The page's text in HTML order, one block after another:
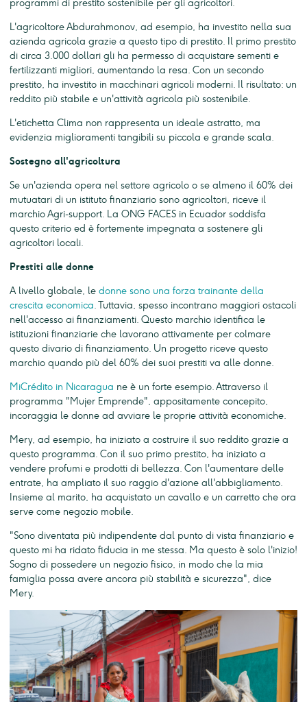
programmi di prestito sostenibile per gli agricoltori.
L'agricoltore Abdurahmonov, ad esempio, ha investito nella sua
azienda agricola grazie a questo tipo di prestito. Il primo prestito
di circa 3.000 dollari gli ha permesso di acquistare sementi e
fertilizzanti migliori, aumentando la resa. Con un secondo
prestito, ha investito in macchinari agricoli moderni. Il risultato: un
reddito più stabile e un'attività agricola più sostenibile.
L'etichetta Clima non rappresenta un ideale astratto, ma
evidenzia miglioramenti tangibili su piccola e grande scala.
Sostegno all'agricoltura
Se un'azienda opera nel settore agricolo o se almeno il 60% dei
mutuatari di un istituto finanziario sono agricoltori, riceve il
marchio Agri-support. La ONG FACES in Ecuador soddisfa
questo criterio ed è fortemente impegnata a sostenere gli
agricoltori locali.
Prestiti alle donne
A livello globale, le donne sono una forza trainante della
crescita economica. Tuttavia, spesso incontrano maggiori ostacoli
nell'accesso ai finanziamenti. Questo marchio identifica le
istituzioni finanziarie che lavorano attivamente per colmare
questo divario di finanziamento. Un progetto riceve questo
marchio quando più del 60% dei suoi prestiti va alle donne.
MiCrédito in Nicaragua ne è un forte esempio. Attraverso il
programma "Mujer Emprende", appositamente concepito,
incoraggia le donne ad avviare le proprie attività economiche.
Mery, ad esempio, ha iniziato a costruire il suo reddito grazie a
questo programma. Con il suo primo prestito, ha iniziato a
vendere profumi e prodotti di bellezza. Con l'aumentare delle
entrate, ha ampliato il suo raggio d'azione all'abbigliamento.
Insieme al marito, ha acquistato un cavallo e un carretto che ora
serve come negozio mobile.
"Sono diventata più indipendente dal punto di vista finanziario e
questo mi ha ridato fiducia in me stessa. Ma questo è solo l'inizio!
Sogno di possedere un negozio fisico, in modo che la mia
famiglia possa avere ancora più stabilità e sicurezza", dice
Mery.